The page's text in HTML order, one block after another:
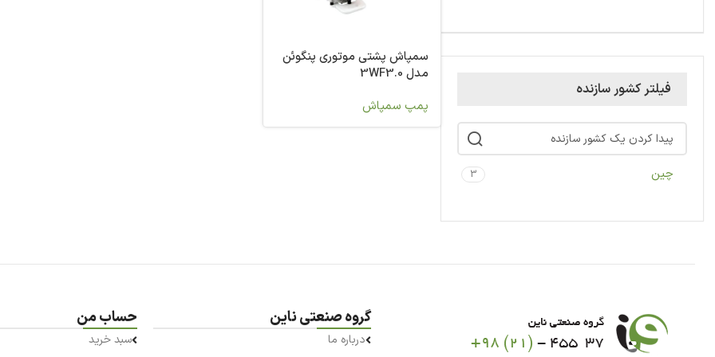
فیلتر کشور سازنده
چین 3
سمپاش پشتی موتوری پنگوئن
مدل 3WF3.0
پمپ سمپاش
گروه صنعتی ناین
درباره ما
حساب من
سبد خرید